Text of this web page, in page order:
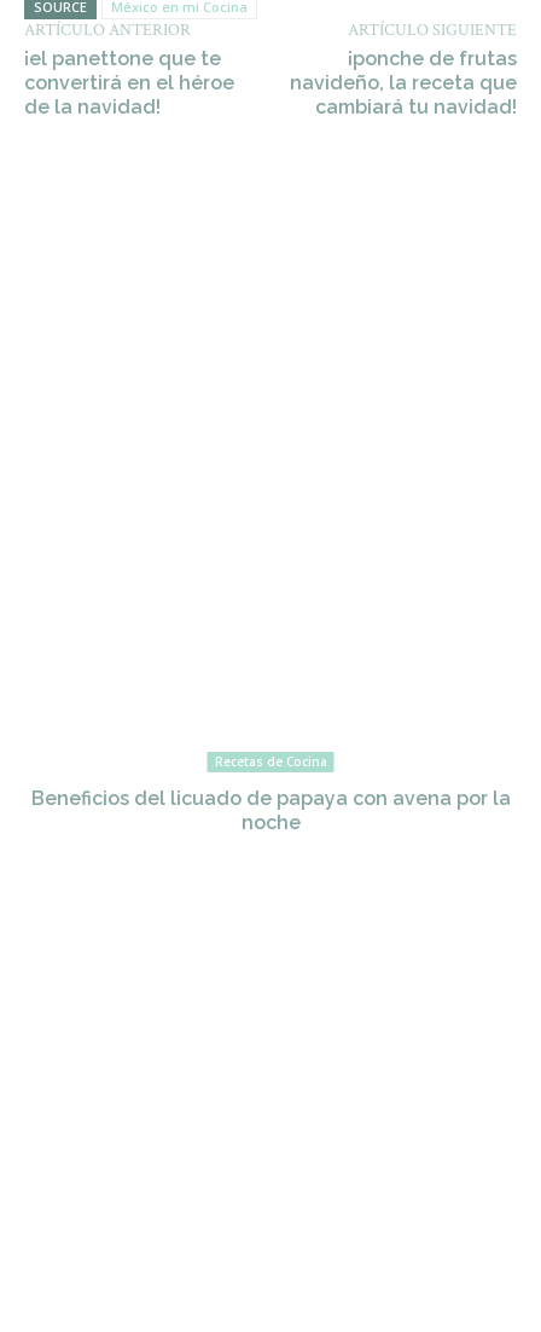
SOURCE México en mi Cocina
ARTÍCULO ANTERIOR
¡el panettone que te
convertirá en el héroe
de la navidad!
ARTÍCULO SIGUIENTE
¡ponche de frutas
navideño, la receta que
cambiará tu navidad!
Recetas de Cocina
Beneficios del licuado de papaya con avena por la
noche